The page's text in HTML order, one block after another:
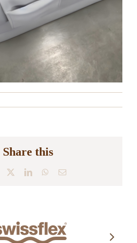
Share this
Facebook LinkedInWhatsApp
E-